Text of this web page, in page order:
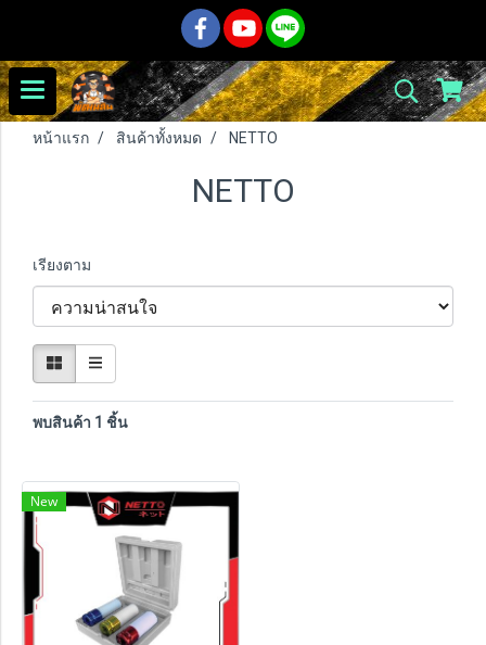
หน้าแรก สินค้าทั้งหมด NETTO
NETTO
เรียงตาม
พบสินค้า 1 ชิ้น
New